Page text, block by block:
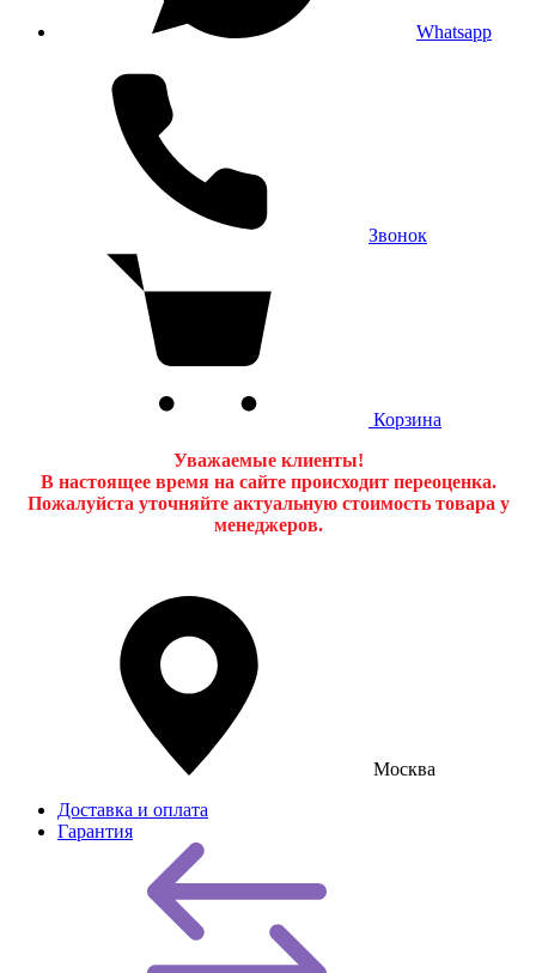
Whatsapp
Звонок
Корзина
Уважаемые клиенты!
В настоящее время на сайте происходит переоценка.
Пожалуйста уточняйте актуальную стоимость товара у
менеджеров.
Москва
Доставка и оплата
Гарантия